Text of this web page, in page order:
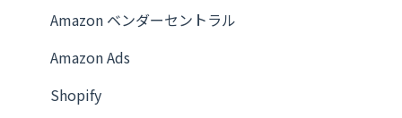
Amazon ベンダーセントラル
Amazon Ads
Shopify